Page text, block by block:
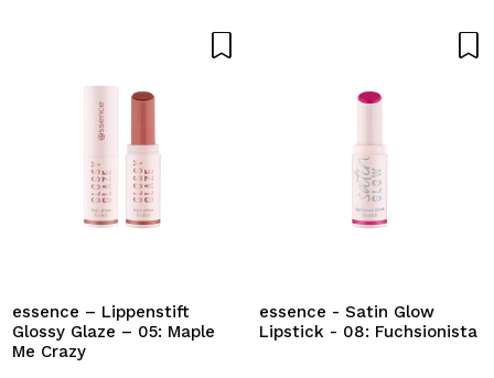
essence – Lippenstift
Glossy Glaze – 05: Maple
Me Crazy
essence - Satin Glow
Lipstick - 08: Fuchsionista